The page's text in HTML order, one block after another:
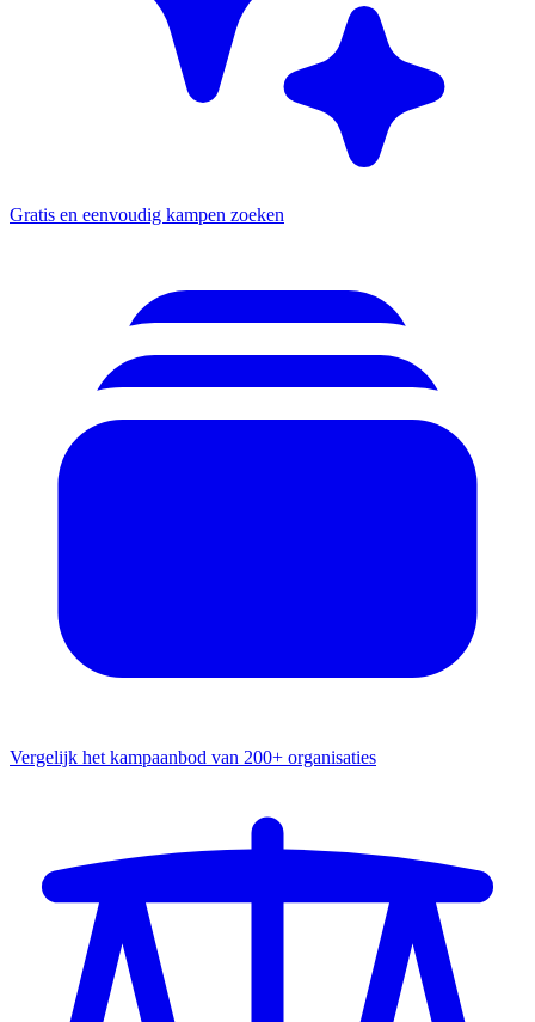
Gratis en eenvoudig kampen zoeken
Vergelijk het kampaanbod van 200+ organisaties